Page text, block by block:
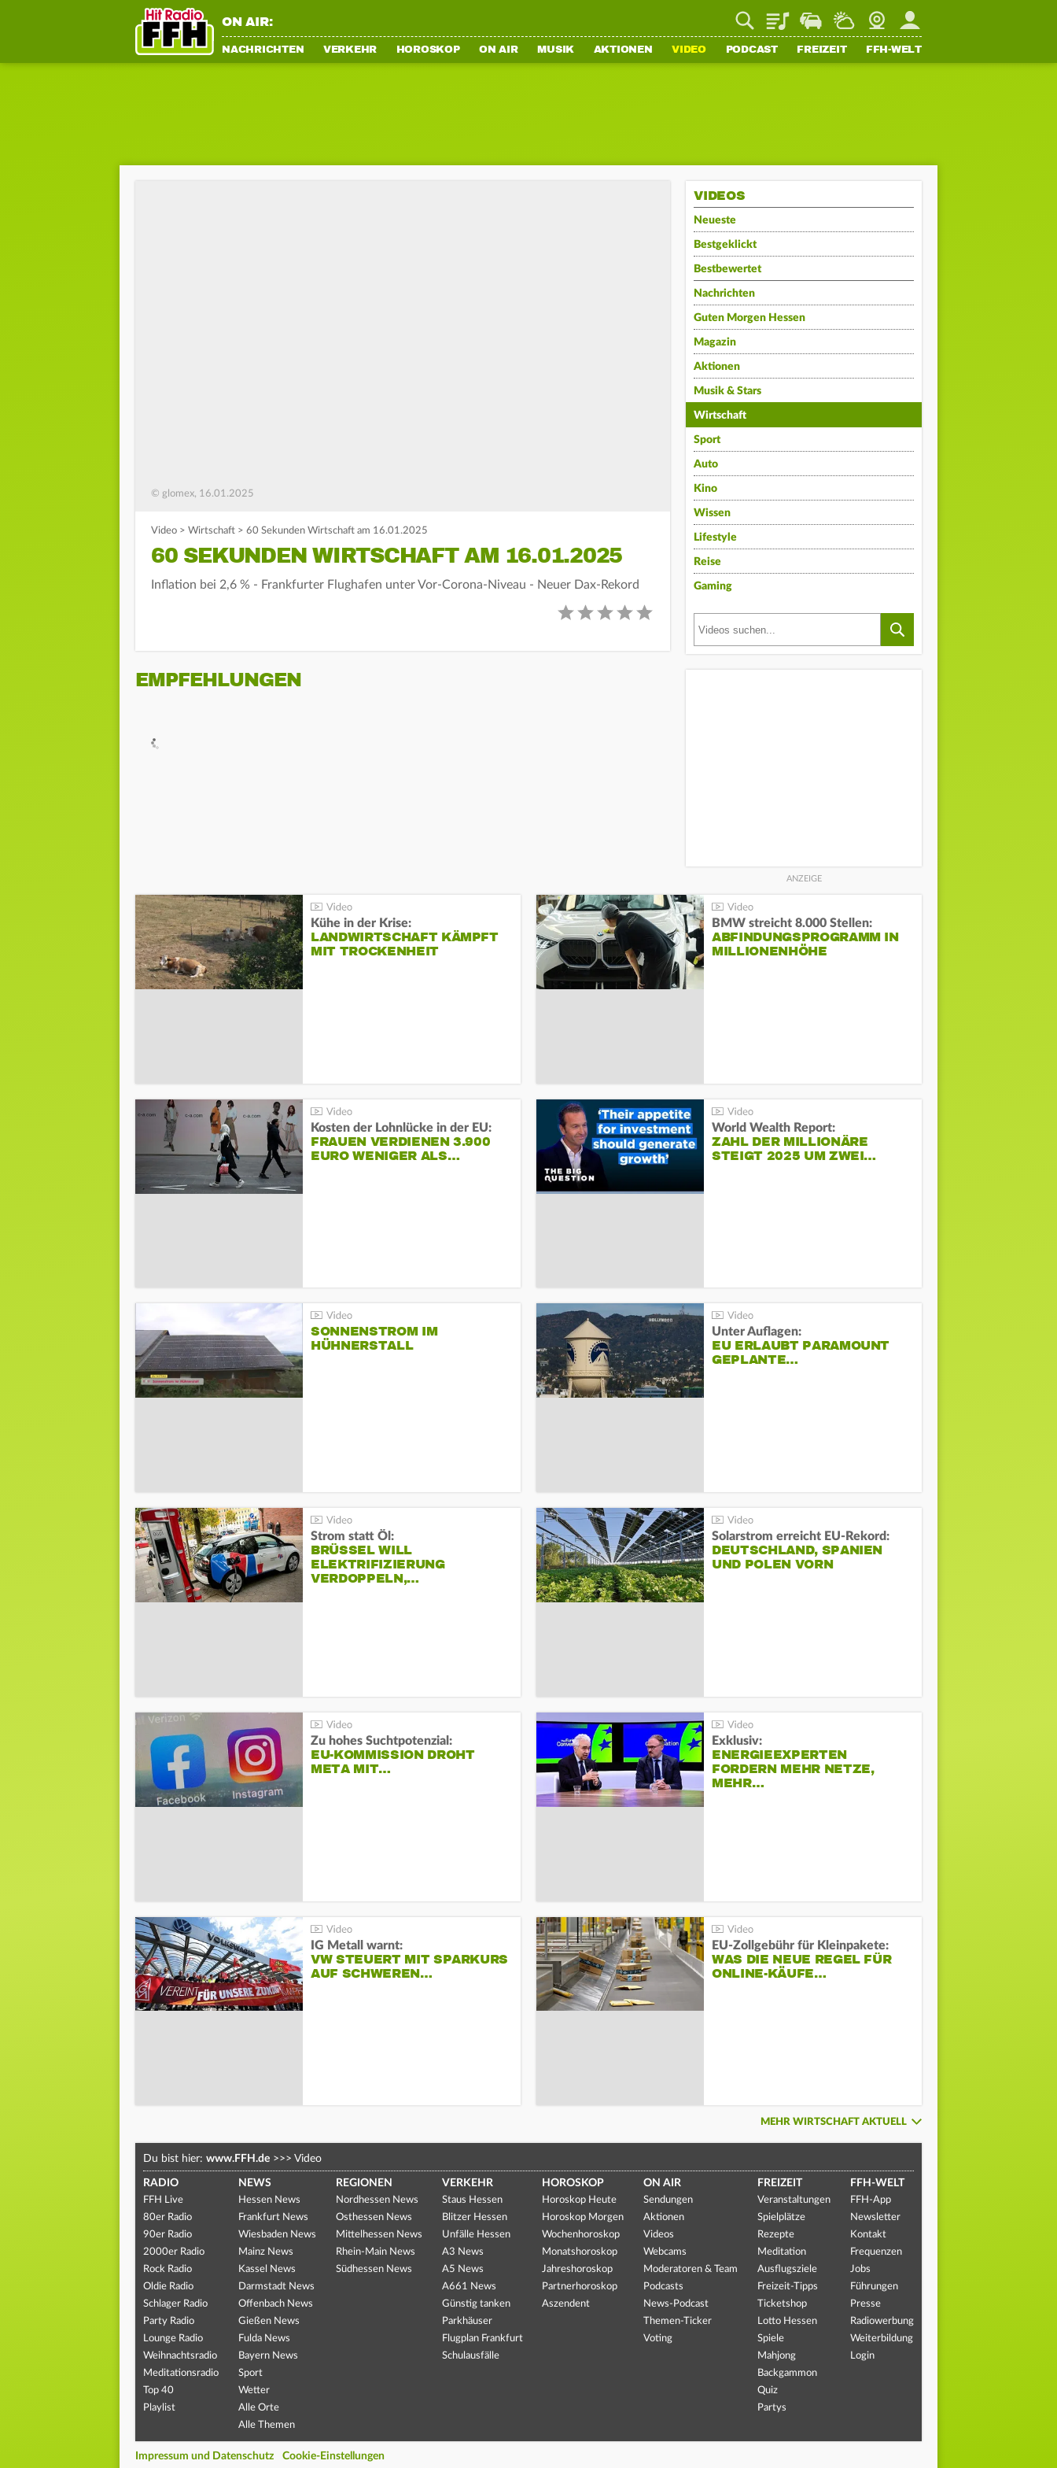
ON AIR: PlaylistStaupilotWetterWebcamMein FFH
NACHRICHTEN VERKEHR HOROSKOP ON AIR MUSIK AKTIONEN VIDEO PODCAST FREIZEIT FFH-WELT
© glomex, 16.01.2025
Video > Wirtschaft > 60 Sekunden Wirtschaft am 16.01.2025
60 SEKUNDEN WIRTSCHAFT AM 16.01.2025
Inflation bei 2,6 % - Frankfurter Flughafen unter Vor-Corona-Niveau - Neuer Dax-Rekord
EMPFEHLUNGEN
VIDEOS
Neueste
Bestgeklickt
Bestbewertet
Nachrichten
Guten Morgen Hessen
Magazin
Aktionen
Musik & Stars
Wirtschaft
Sport
Auto
Kino
Wissen
Lifestyle
Reise
Gaming
Kühe in der Krise:
LANDWIRTSCHAFT KÄMPFT
MIT TROCKENHEIT
BMW streicht 8.000 Stellen:
ABFINDUNGSPROGRAMM IN
MILLIONENHÖHE
Kosten der Lohnlücke in der EU:
FRAUEN VERDIENEN 3.900
EURO WENIGER ALS…
World Wealth Report:
ZAHL DER MILLIONÄRE
STEIGT 2025 UM ZWEI…
SONNENSTROM IM
HÜHNERSTALL
Unter Auflagen:
EU ERLAUBT PARAMOUNT
GEPLANTE…
Strom statt Öl:
BRÜSSEL WILL
ELEKTRIFIZIERUNG
VERDOPPELN,…
Solarstrom erreicht EU-Rekord:
DEUTSCHLAND, SPANIEN
UND POLEN VORN
Zu hohes Suchtpotenzial:
EU-KOMMISSION DROHT
META MIT…
Exklusiv:
ENERGIEEXPERTEN
FORDERN MEHR NETZE,
MEHR…
IG Metall warnt:
VW STEUERT MIT SPARKURS
AUF SCHWEREN…
EU-Zollgebühr für Kleinpakete:
WAS DIE NEUE REGEL FÜR
ONLINE-KÄUFE…
MEHR WIRTSCHAFT AKTUELL
Du bist hier: www.FFH.de >>> Video
RADIO
FFH Live
80er Radio
90er Radio
2000er Radio
Rock Radio
Oldie Radio
Schlager Radio
Party Radio
Lounge Radio
Weihnachtsradio
Meditationsradio
Top 40
Playlist
NEWS
Hessen News
Frankfurt News
Wiesbaden News
Mainz News
Kassel News
Darmstadt News
Offenbach News
Gießen News
Fulda News
Bayern News
Sport
Wetter
Alle Orte
Alle Themen
REGIONEN
Nordhessen News
Osthessen News
Mittelhessen News
Rhein-Main News
Südhessen News
VERKEHR
Staus Hessen
Blitzer Hessen
Unfälle Hessen
A3 News
A5 News
A661 News
Günstig tanken
Parkhäuser
Flugplan Frankfurt
Schulausfälle
HOROSKOP
Horoskop Heute
Horoskop Morgen
Wochenhoroskop
Monatshoroskop
Jahreshoroskop
Partnerhoroskop
Aszendent
ON AIR
Sendungen
Aktionen
Videos
Webcams
Moderatoren & Team
Podcasts
News-Podcast
Themen-Ticker
Voting
FREIZEIT
Veranstaltungen
Spielplätze
Rezepte
Meditation
Ausflugsziele
Freizeit-Tipps
Ticketshop
Lotto Hessen
Spiele
Mahjong
Backgammon
Quiz
Partys
FFH-WELT
FFH-App
Newsletter
Kontakt
Frequenzen
Jobs
Führungen
Presse
Radiowerbung
Weiterbildung
Login
Impressum und Datenschutz Cookie-Einstellungen